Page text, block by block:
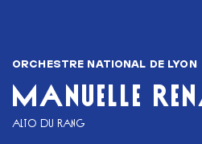
ORCHESTRE NATIONAL DE LYON
MANUELLE
ALTO DU RANG